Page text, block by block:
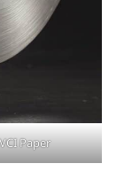
Paper